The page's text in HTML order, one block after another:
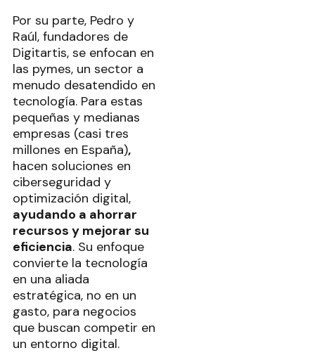
Por su parte, Pedro y
Raúl, fundadores de
Digitartis, se enfocan en
las pymes, un sector a
menudo desatendido en
tecnología. Para estas
pequeñas y medianas
empresas (casi tres
millones en España),
hacen soluciones en
ciberseguridad y
optimización digital,
ayudando a ahorrar
recursos y mejorar su
eficiencia. Su enfoque
convierte la tecnología
en una aliada
estratégica, no en un
gasto, para negocios
que buscan competir en
un entorno digital.